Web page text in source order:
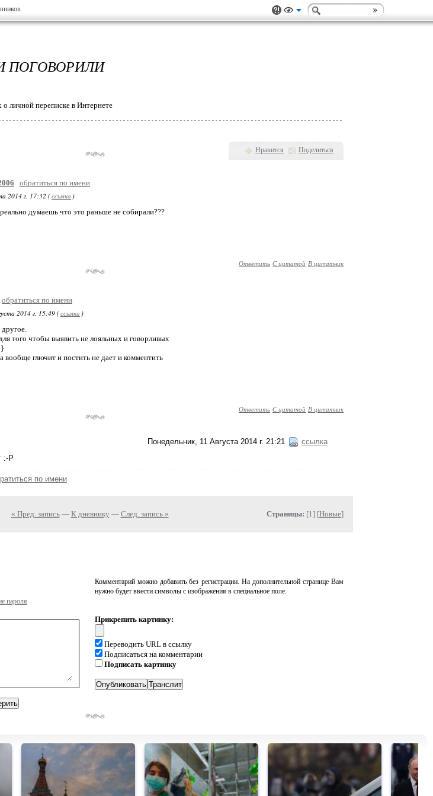
ПОГОВОРИЛИ
личной переписке в Интернете
Нравится Поделиться
обратиться по имени
2014 г. 17:32 (ссылка )
думаешь что это раньше не собирали???
Ответить С цитатой В цитатник
обратиться по имени
2014 г. 15:49 (ссылка )
того чтобы выявить не лояльных и говорливых
вообще глючит и постить не дает и комментить
Ответить С цитатой В цитатник
Понедельник, 11 Августа 2014 г. 21:21 ссылка
:-Р
по имени
« Пред. запись— К дневнику — След. запись » Страницы: [1] [Новые]
пароля
Комментарий можно добавить без регистрации. На дополнительной странице Вам
нужно будет ввести символы с изображения в специальное поле.
Прикрепить картинку:
Переводить URL в ссылку
Подписаться на комментарии
Подписать картинку